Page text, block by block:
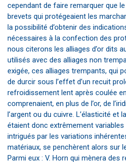
cependant de faire remarquer que
brevets qui protégeaient les
la possibilité d’obtenir des
nécessaires à la confection des
nous citerons les alliages d’or dits
utilisés avec des alliages non
exigée, ces alliages trempants, qui
de durcir sous l’effet d’un recuit
refroidissement lent après coulée
comprenaient, en plus de l’or, de
l’argent ou du cuivre. L’élasticité et
étaient donc extrêmement
intrigués par les variations
matériaux, se penchèrent alors sur
Parmi eux : V. Horn qui mènera des